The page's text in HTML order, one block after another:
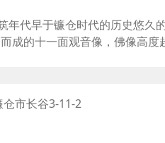
年代早于镰仓时代的历史悠久
成的十一面观音像，佛像高
”。此外，还种植有藤花、牡丹
很多展品以及影像资料。
市长谷3-11-2